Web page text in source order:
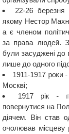
22-26 березня
якому Нестор
а є членом
за права людей.
були засуджені до
лише до одного
1911-1917 роки
Москві;
1917 рік -
повернутися на
діячем. Він став
очолював місцеву